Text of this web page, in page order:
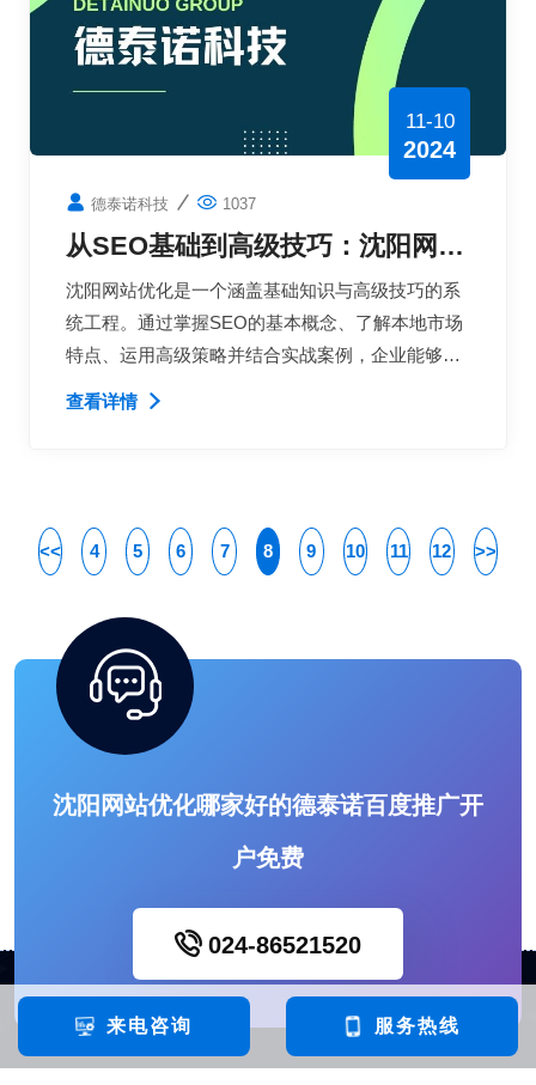
11-10
2024
德泰诺科技 1037
从SEO基础到高级技巧：沈阳网站
优化的全面指南与实战案例
沈阳网站优化是一个涵盖基础知识与高级技巧的系
统工程。通过掌握SEO的基本概念、了解本地市场
特点、运用高级策略并结合实战案例，企业能够显
著提升在搜索引擎中的可见性和竞争力。
查看详情
<< 4 5 6 7 8 9 10 11 12 >>
沈阳网站优化哪家好的德泰诺百度推广开
户免费
024-86521520
来电咨询 服务热线